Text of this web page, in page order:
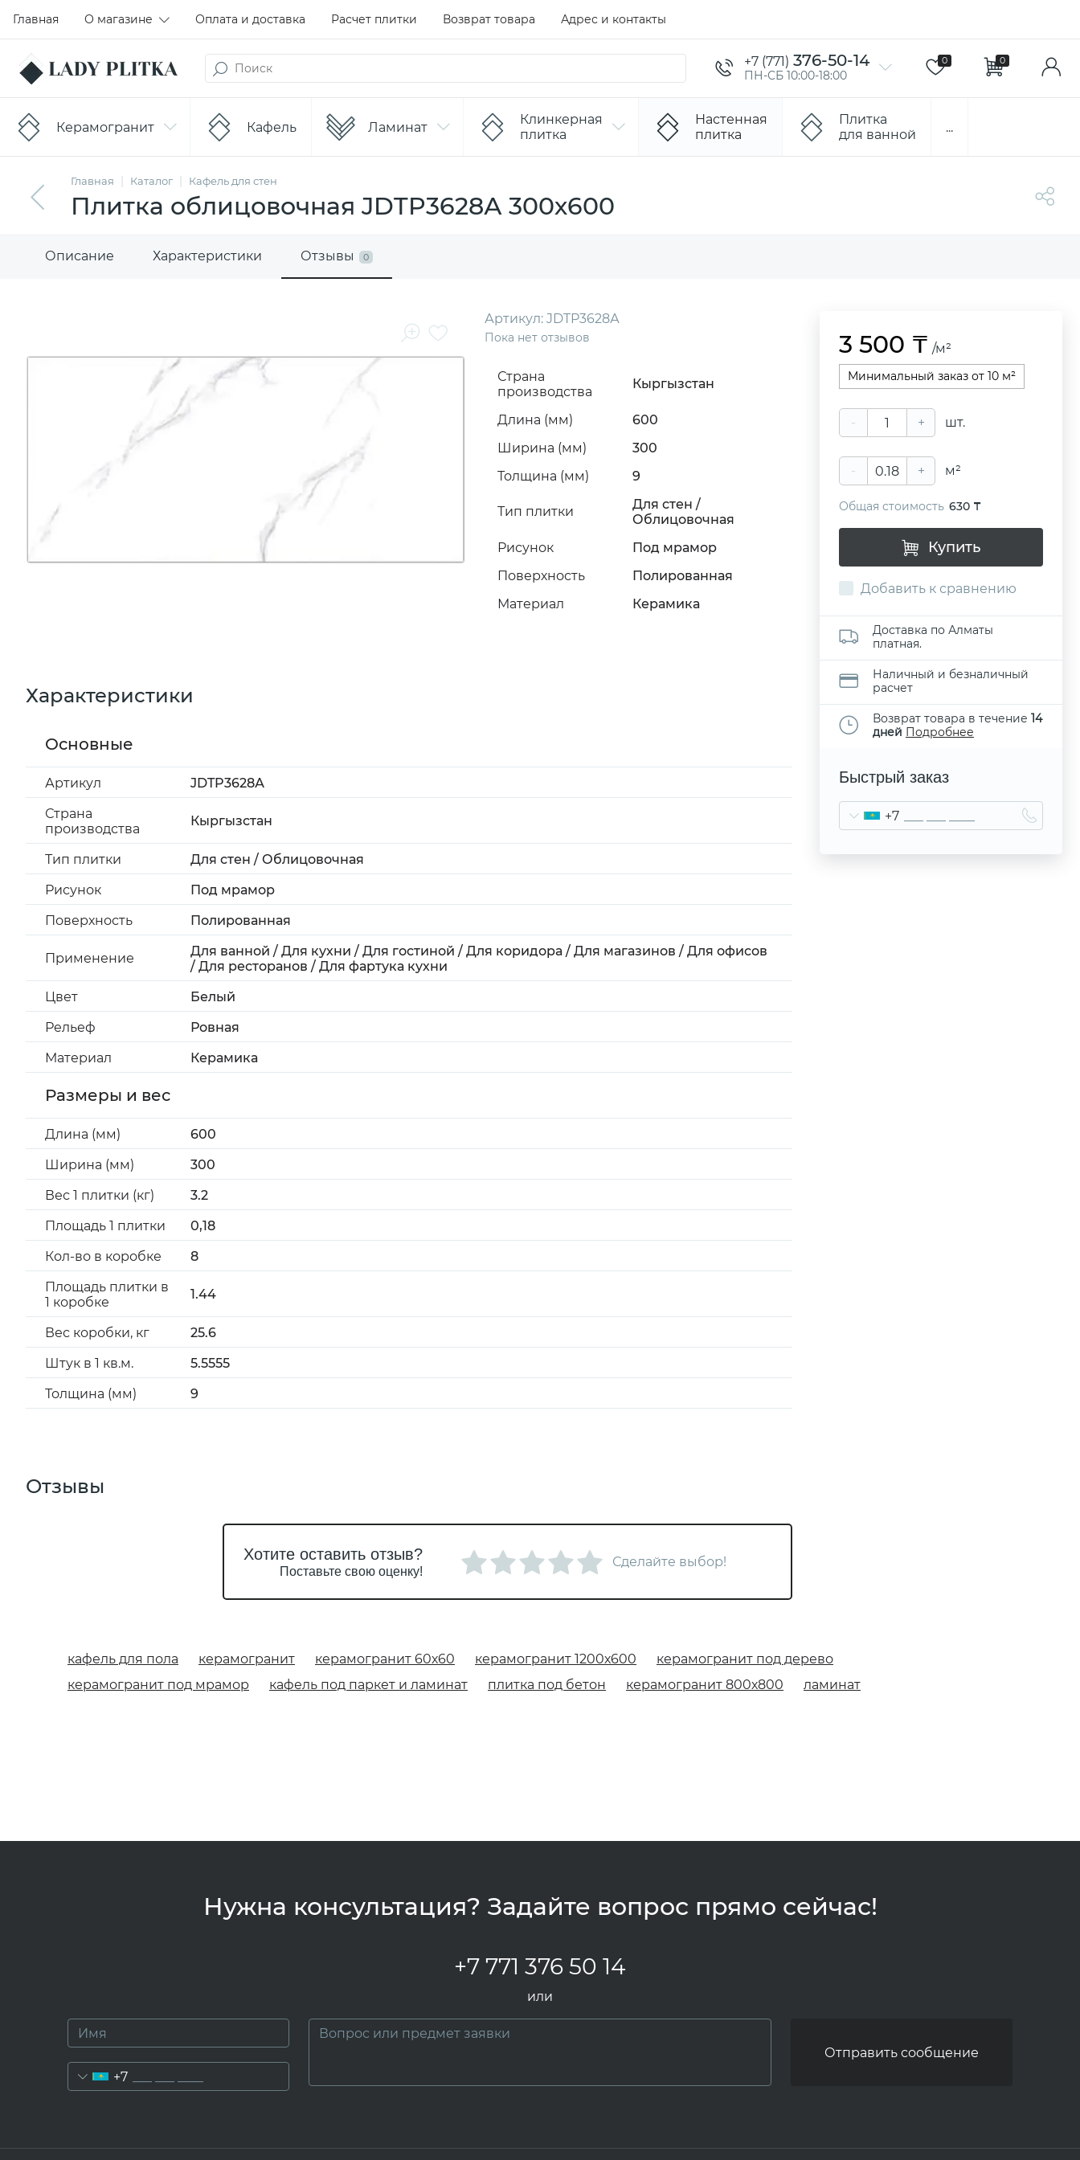
Главная О магазине Оплата и доставка Расчет плитки Возврат товара Адрес и контакты
+7 (771) 376-50-14
ПН-СБ 10:00-18:00
0 0
Керамогранит Кафель Ламинат
Клинкерная
плитка
Настенная
плитка
Плитка
для ванной
...
Главная Каталог Кафель для стен
Плитка облицовочная JDTP3628А 300х600
Описание Характеристики Отзывы 0
Артикул: JDTP3628А
Пока нет отзывов
Страна
производства
Кыргызстан
Длина (мм)
600
Ширина (мм)
300
Толщина (мм)
9
Тип плитки
Для стен /
Облицовочная
Рисунок
Под мрамор
Поверхность
Полированная
Материал
Керамика
Характеристики
Основные
Артикул
JDTP3628А
Страна
производства
Кыргызстан
Тип плитки
Для стен / Облицовочная
Рисунок
Под мрамор
Поверхность
Полированная
Применение
Для ванной / Для кухни / Для гостиной / Для коридора / Для магазинов / Для офисов
/ Для ресторанов / Для фартука кухни
Цвет
Белый
Рельеф
Ровная
Материал
Керамика
Размеры и вес
Длина (мм)
600
Ширина (мм)
300
Вес 1 плитки (кг)
3.2
Площадь 1 плитки
0,18
Кол-во в коробке
8
Площадь плитки в
1 коробке
1.44
Вес коробки, кг
25.6
Штук в 1 кв.м.
5.5555
Толщина (мм)
9
3 500 ₸ /м²
Минимальный заказ от 10 м²
- + шт.
- + м²
Общая стоимость 630 ₸
Купить
Добавить к сравнению
Доставка по Алматы
платная.
Наличный и безналичный
расчет
Возврат товара в течение 14
дней Подробнее
Быстрый заказ
+7
Отзывы
Хотите оставить отзыв?
Поставьте свою оценку!
Сделайте выбор!
кафель для пола керамогранит керамогранит 60х60 керамогранит 1200х600
керамогранит под дерево
керамогранит под мрамор
кафель под паркет и ламинат плитка под бетон керамогранит 800х800 ламинат
Нужна консультация? Задайте вопрос прямо сейчас!
+7 771 376 50 14
или
+7
Отправить сообщение